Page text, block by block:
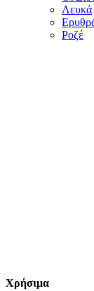
Λευκά
Ροζέ
Χρήσιμα